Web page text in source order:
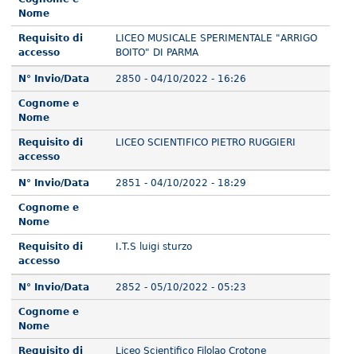
Nome
Requisito di
accesso
LICEO MUSICALE SPERIMENTALE "ARRIGO
BOITO" DI PARMA
N° Invio/Data 2850 - 04/10/2022 - 16:26
Cognome e
Nome
Requisito di
accesso
LICEO SCIENTIFICO PIETRO RUGGIERI
N° Invio/Data 2851 - 04/10/2022 - 18:29
Cognome e
Nome
Requisito di
accesso
I.T.S luigi sturzo
N° Invio/Data 2852 - 05/10/2022 - 05:23
Cognome e
Nome
Requisito di
Liceo Scientifico Filolao Crotone